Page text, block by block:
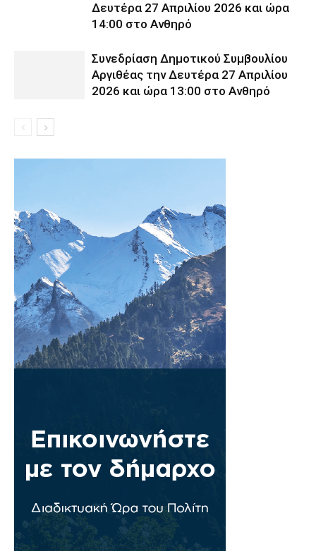
Δευτέρα 27 Απριλίου 2026 και ώρα
14:00 στο Ανθηρό
Συνεδρίαση Δημοτικού Συμβουλίου
Αργιθέας την Δευτέρα 27 Απριλίου
2026 και ώρα 13:00 στο Ανθηρό